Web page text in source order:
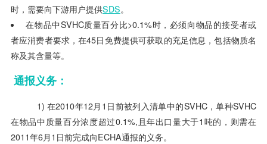
时，需要向下游用户提供SDS。
在物品中SVHC质量百分比>0.1%时，必须向物品的接受者或
者应消费者要求，在45日免费提供可获取的充足信息，包括物质名
称及其含量等。
通报义务：
1) 在2010年12月1日前被列入清单中的SVHC，单种SVHC
在物品中质量百分浓度超过0.1%,且年出口量大于1吨的，则需在
2011年6月1日前完成向ECHA通报的义务。